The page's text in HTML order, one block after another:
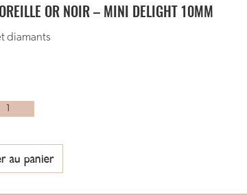
OR NOIR – MINI DELIGHT 10MM
diamants
au panier